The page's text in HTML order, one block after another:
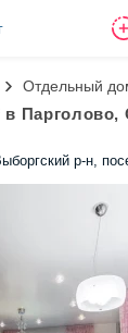
Отдельный
в
р-н,